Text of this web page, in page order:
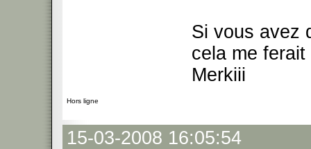
Si vous avez
cela me
Merkiii
Hors ligne
15-03-2008 16:05:54